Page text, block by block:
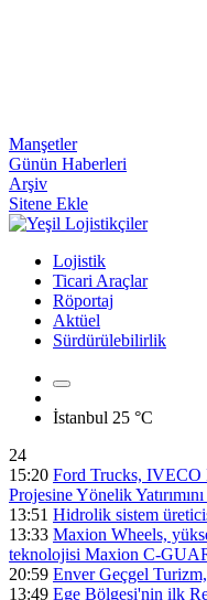
Manşetler
Günün Haberleri
Arşiv
Sitene Ekle
Lojistik
Ticari Araçlar
Röportaj
Aktüel
Sürdürülebilirlik
İstanbul 25 °C
24
15:20 Ford Trucks, IVECO
Projesine Yönelik Yatırımını
13:51 Hidrolik sistem
13:33 Maxion Wheels,
teknolojisi Maxion C-
20:59 Enver Geçgel
13:49 Ege Bölgesi'nin ilk